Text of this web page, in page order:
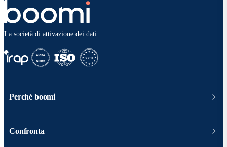
La società di attivazione dei dati
Perché boomi
Confronta